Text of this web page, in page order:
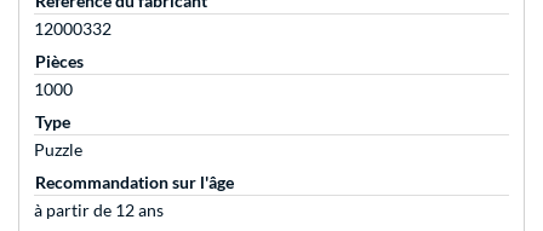
12000332
Pièces
1000
Type
Puzzle
Recommandation sur l'âge
à partir de 12 ans